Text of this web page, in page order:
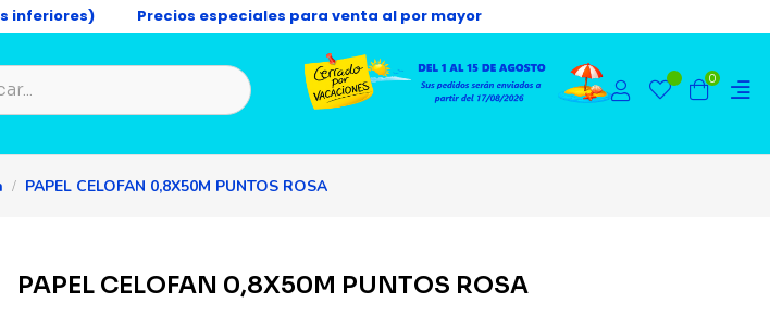
inferiores) Precios especiales para venta al por mayor
0
PAPEL CELOFAN 0,8X50M PUNTOS ROSA
PAPEL CELOFAN 0,8X50M PUNTOS ROSA